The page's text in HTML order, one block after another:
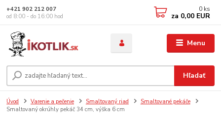
Menu
Hľadať
+421 902 212 007
od 8:00 - do 16:00 hod
0 ks
za 0,00 EUR
Úvod Varenie a pečenie Smaltovaný riad
Smaltované pekáče
Smaltovaný okrúhly pekáč 34 cm, výška 6 cm